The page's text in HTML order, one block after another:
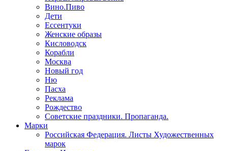
Вино.Пиво
Дети
Ессентуки
Женские образы
Кисловодск
Корабли
Москва
Новый год
Ню
Пасха
Реклама
Рождество
Советские праздники. Пропаганда.
Марки
Российская Федерация. Листы Художественных
марок